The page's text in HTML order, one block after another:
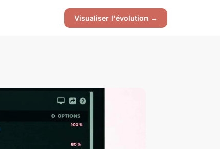
Visualiser l'évolution →